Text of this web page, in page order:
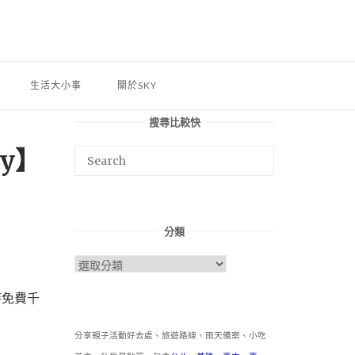
生活大小事 關於SKY
費千
搜尋比較快
分類
分
分享親子活動好去處、旅遊路線、雨天備案、小吃